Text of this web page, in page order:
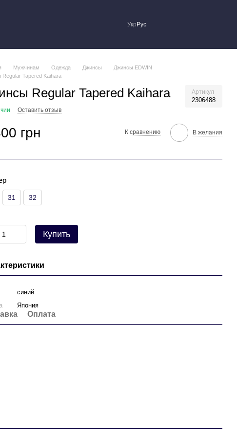
Укр Рус
Мужчинам Одежда Джинсы
Джинсы EDWIN
Regular Tapered Kaihara
Regular Tapered Kaihara Артикул
2306488
Оставить отзыв
грн К сравнению В желания
31 32
Купить
синий
Япония
Оплата